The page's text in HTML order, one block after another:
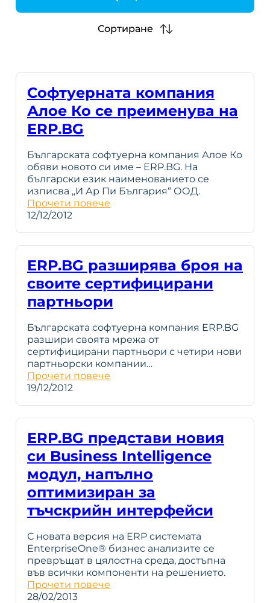
h
Сортиране
Софтуерната компания
Алое Ко се преименува на
ERP.BG
Българската софтуерна компания Алое Ко
обяви новото си име – ERP.BG. На
български език наименованието се
изписва „И Ар Пи България“ ООД.
Прочети повече
12/12/2012
ERP.BG разширява броя на
своите сертифицирани
партньори
Българската софтуерна компания ERP.BG
разшири своята мрежа от
сертифицирани партньори с четири нови
партньорски компании…
Прочети повече
19/12/2012
ERP.BG представи новия
си Business Intelligence
модул, напълно
оптимизиран за
тъчскрийн интерфейси
С новата версия на ERP системата
EnterpriseOne® бизнес анализите се
превръщат в цялостна среда, достъпна
във всички компоненти на решението.
Прочети повече
28/02/2013